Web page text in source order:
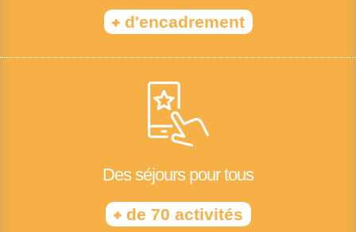
+d'encadrement
Des séjours pour tous
+de 70 activités